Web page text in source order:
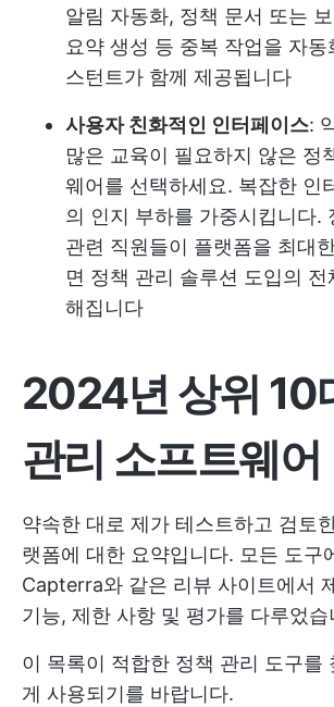
알림 자동화, 정책 문서 또는
요약 생성 등 중복 작업을 자동
스턴트가 함께 제공됩니다
사용자 친화적인 인터페이스:
많은 교육이 필요하지 않은 정
웨어를 선택하세요. 복잡한 인
의 인지 부하를 가중시킵니다.
관련 직원들이 플랫폼을 최대
면 정책 관리 솔루션 도입의 전
해집니다
2024년 상위 10
관리 소프트웨어
약속한 대로 제가 테스트하고 검토
랫폼에 대한 요약입니다. 모든 도구
Capterra와 같은 리뷰 사이트에서
기능, 제한 사항 및 평가를 다루었습
이 목록이 적합한 정책 관리 도구를
게 사용되기를 바랍니다.